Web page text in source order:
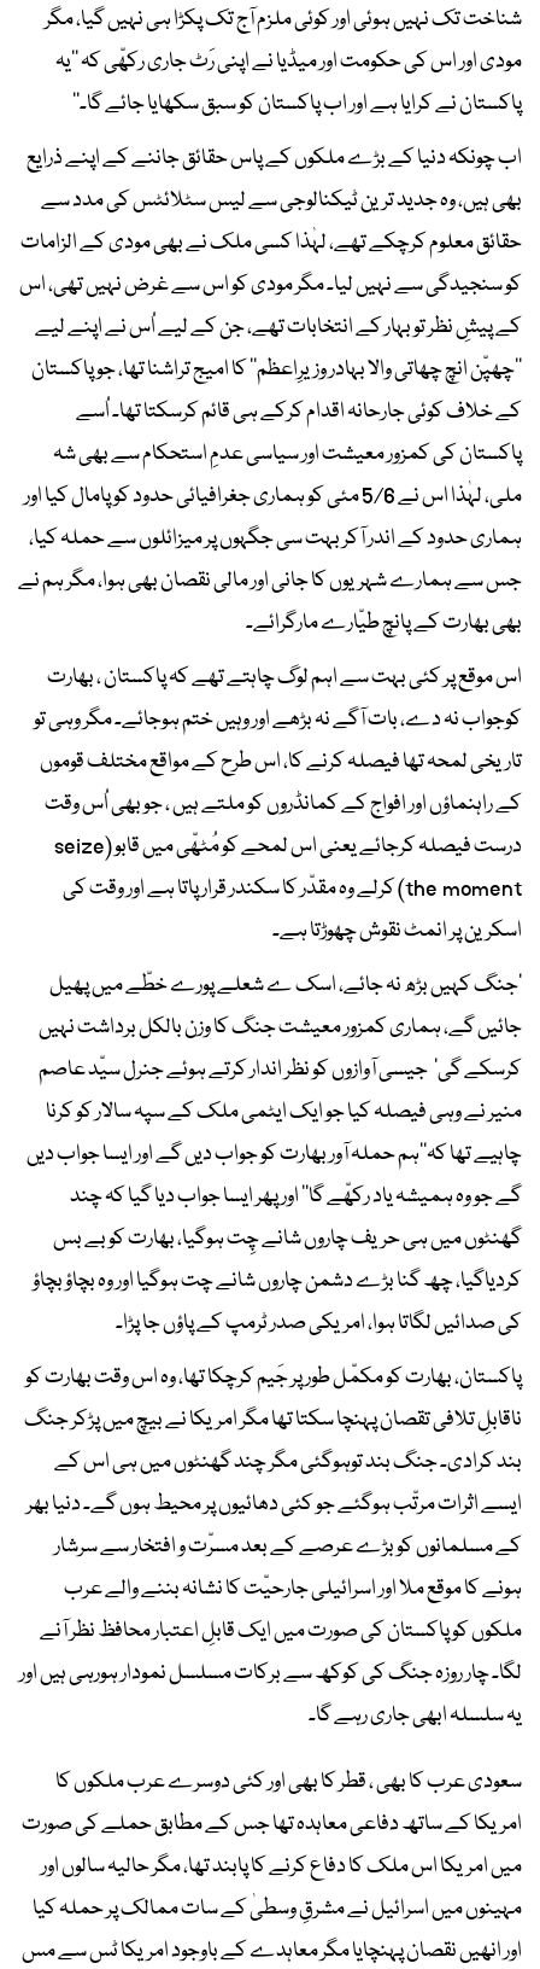
شناخت تک نہیں ہوئی اور کوئی ملزم آج تک پکڑا ہی نہیں گیا، مگر
مودی اور اس کی حکومت اور میڈیا نے اپنی رَٹ جاری رکھّی کہ ’’یہ
پاکستان نے کرایا ہے اور اب پاکستان کو سبق سکھایا جائے گا۔‘‘
اب چونکہ دنیا کے بڑے ملکوں کے پاس حقائق جاننے کے اپنے ذرایع
بھی ہیں، وہ جدید ترین ٹیکنالوجی سے لیس سٹلائٹس کی مدد سے
حقائق معلوم کرچکے تھے، لہٰذا کسی ملک نے بھی مودی کے الزامات
کو سنجیدگی سے نہیں لیا۔ مگر مودی کو اس سے غرض نہیں تھی، اس
کے پیشِ نظر تو بہار کے انتخابات تھے، جن کے لیے اُس نے اپنے لیے
’’چھپّن انچ چھاتی والا بہادر وزیرِاعظم‘‘ کا امیج تراشنا تھا، جو پاکستان
کے خلاف کوئی جارحانہ اقدام کرکے ہی قائم کرسکتا تھا۔ اُسے
پاکستان کی کمزور معیشت اور سیاسی عدمِ استحکام سے بھی شہ
ملی، لہٰذا اس نے 5/6 مئی کو ہماری جغرافیائی حدود کو پامال کیا اور
ہماری حدود کے اندر آکر بہت سی جگہوں پر میزائلوں سے حملہ کیا،
جس سے ہمارے شہریوں کا جانی اور مالی نقصان بھی ہوا، مگر ہم نے
بھی بھارت کے پانچ طیّارے مارگرائے۔
اس موقع پر کئی بہت سے اہم لوگ چاہتے تھے کہ پاکستان ، بھارت
کوجواب نہ دے، بات آگے نہ بڑھے اور وہیں ختم ہوجائے۔ مگر وہی تو
تاریخی لمحہ تھا فیصلہ کرنے کا، اس طرح کے مواقع مختلف قوموں
کے راہنماؤں اور افواج کے کمانڈروں کو ملتے ہیں ، جو بھی اُس وقت
درست فیصلہ کرجائے یعنی اس لمحے کو مُٹھّی میں قابو (seize
the moment) کرلے وہ مقدّر کا سکندر قرار پاتا ہے اور وقت کی
اسکرین پر انمٹ نقوش چھوڑتا ہے۔
’جنگ کہیں بڑھ نہ جائے، اسک ے شعلے پورے خطّے میں پھیل
جائیں گے، ہماری کمزور معیشت جنگ کا وزن بالکل برداشت نہیں
کرسکے گی‘ جیسی آوازوں کو نظر اندار کرتے ہوئے جنرل سیّد عاصم
منیر نے وہی فیصلہ کیا جو ایک ایٹمی ملک کے سپہ سالار کو کرنا
چاہیے تھا کہ’’ہم حملہ آور بھارت کو جواب دیں گے اور ایسا جواب دیں
گے جو وہ ہمیشہ یاد رکھّے گا‘‘ اور پھر ایسا جواب دیا گیا کہ چند
گھنٹوں میں ہی حریف چاروں شانے چِت ہوگیا، بھارت کو بے بس
کردیاگیا، چھ گنا بڑے دشمن چاروں شانے چت ہوگیا اور وہ بچاؤ بچاؤ
کی صدائیں لگاتا ہوا، امریکی صدر ٹرمپ کے پاؤں جا پڑا۔
پاکستان، بھارت کو مکمّل طور پر جَیم کرچکا تھا، وہ اس وقت بھارت کو
ناقابلِ تلافی تقصان پہنچا سکتا تھا مگر امریکا نے بیچ میں پڑکر جنگ
بند کرادی۔ جنگ بند توہوگئی مگر چند گھنٹوں میں ہی اس کے
ایسے اثرات مرتّب ہوگئے جو کئی دھائیوں پر محیط ہوں گے۔ دنیا بھر
کے مسلمانوں کو بڑے عرصے کے بعد مسرّت و افتخار سے سرشار
ہونے کا موقع ملا اور اسرائیلی جارحیّت کا نشانہ بننے والے عرب
ملکوں کو پاکستان کی صورت میں ایک قابلِ اعتبار محافظ نظر آنے
لگا۔ چار روزہ جنگ کی کوکھ سے برکات مسلسل نمودار ہورہی ہیں اور
یہ سلسلہ ابھی جاری رہے گا۔
سعودی عرب کا بھی ، قطر کا بھی اور کئی دوسرے عرب ملکوں کا
امریکا کے ساتھ دفاعی معاہدہ تھا جس کے مطابق حملے کی صورت
میں امریکا اس ملک کا دفاع کرنے کا پابند تھا، مگر حالیہ سالوں اور
مہینوں میں اسرائیل نے مشرقِ وسطیٰ کے سات ممالک پر حملہ کیا
اور انھیں نقصان پہنچایا مگر معاہدے کے باوجود امریکا ٹس سے مس